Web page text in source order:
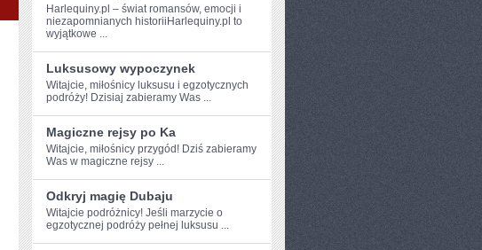
NIEZAPOMNIANA
PODRÓŻ
AUSTRALII
Harlequiny.pl – świat romansów, emocji i
niezapomnianych historiiHarlequiny.pl to
wyjątkowe ...
Luksusowy wypoczynek
Witajcie,‍ miłośnicy luksusu i egzotycznych
podróży! Dzisiaj zabieramy Was ...
Magiczne rejsy po Ka
Witajcie, miłośnicy przygód! Dziś zabieramy
Was w ⁤magiczne rejsy⁤ ...
Odkryj magię Dubaju
Witajcie podróżnicy! Jeśli​ marzycie o
egzotycznej podróży pełnej luksusu ...